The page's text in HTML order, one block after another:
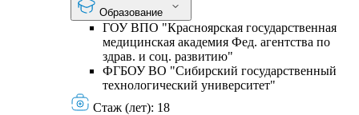
Образование
ГОУ ВПО "Красноярская государственная
медицинская академия Фед. агентства по
здрав. и соц. развитию"
ФГБОУ ВО "Сибирский государственный
технологический университет"
Стаж (лет): 18